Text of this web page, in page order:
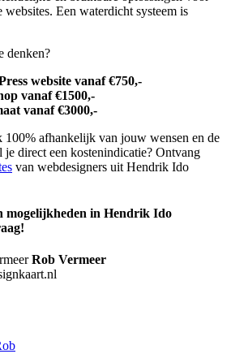
Een waterdicht systeem is
denken?
website vanaf €750,-
vanaf €1500,-
vanaf €3000,-
afhankelijk van jouw wensen en de
direct een kostenindicatie? Ontvang
van webdesigners uit Hendrik Ido
mogelijkheden in Hendrik Ido
Rob Vermeer